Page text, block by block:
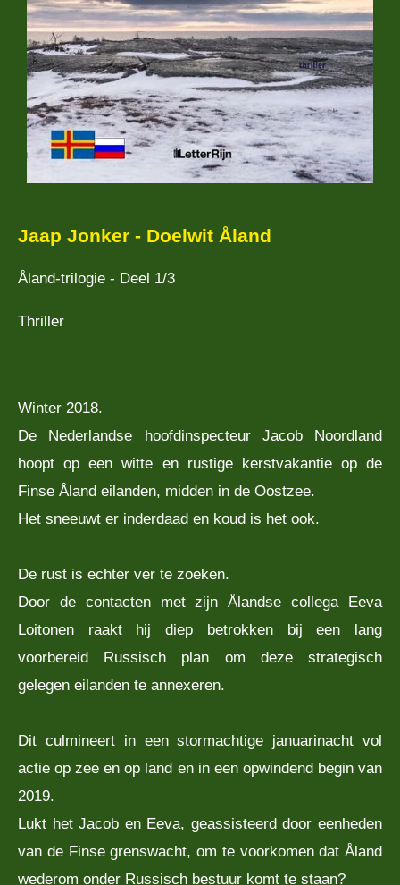
Jaap Jonker - Doelwit Åland
Åland-trilogie - Deel 1/3
Thriller
Winter 2018.
De Nederlandse hoofdinspecteur Jacob Noordland
hoopt op een witte en rustige kerstvakantie op de
Finse Åland eilanden, midden in de Oostzee.
Het sneeuwt er inderdaad en koud is het ook.
De rust is echter ver te zoeken.
Door de contacten met zijn Ålandse collega Eeva
Loitonen raakt hij diep betrokken bij een lang
voorbereid Russisch plan om deze strategisch
gelegen eilanden te annexeren.
Dit culmineert in een stormachtige januarinacht vol
actie op zee en op land en in een opwindend begin van
2019.
Lukt het Jacob en Eeva, geassisteerd door eenheden
van de Finse grenswacht, om te voorkomen dat Åland
wederom onder Russisch bestuur komt te staan?